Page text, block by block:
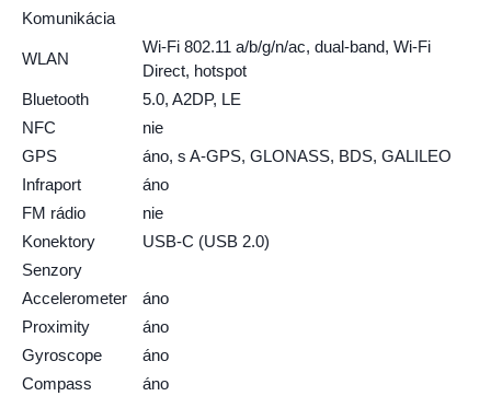
Komunikácia
WLAN
Wi-Fi 802.11 a/b/g/n/ac, dual-band, Wi-Fi
Direct, hotspot
Bluetooth
5.0, A2DP, LE
NFC
nie
GPS
áno, s A-GPS, GLONASS, BDS, GALILEO
Infraport
áno
FM rádio
nie
Konektory
USB-C (USB 2.0)
Senzory
Accelerometer
áno
Proximity
áno
Gyroscope
áno
Compass
áno